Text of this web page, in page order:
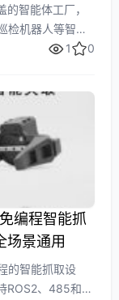
智能体工厂，
检机器人等智能
调运作，工厂核
1 0
编程智能抓
景通用
的智能抓取设
ROS2、485和